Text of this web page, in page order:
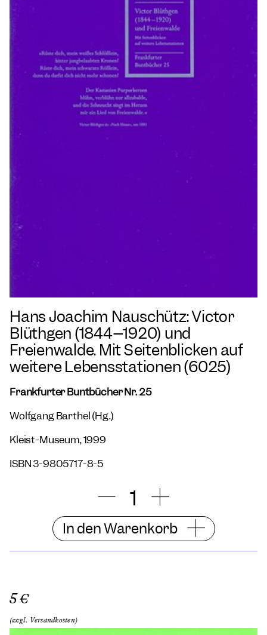
Hans Joachim Nauschütz: Victor
Blüthgen (1844–1920) und
Freienwalde. Mit Seitenblicken auf
weitere Lebensstationen (6025)
Frankfurter Buntbücher Nr. 25
Wolfgang Barthel (Hg.)
Kleist-Museum, 1999
ISBN 3-9805717-8-5
In den Warenkorb
5 €
(zzgl. Versandkosten)